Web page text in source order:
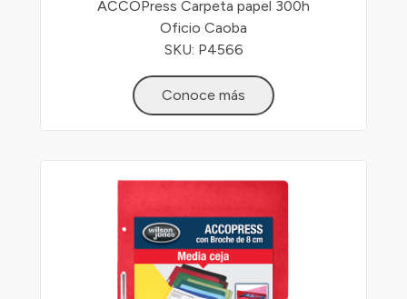
ACCOPress Carpeta papel 300h
Oficio Caoba
SKU: P4566
Conoce más